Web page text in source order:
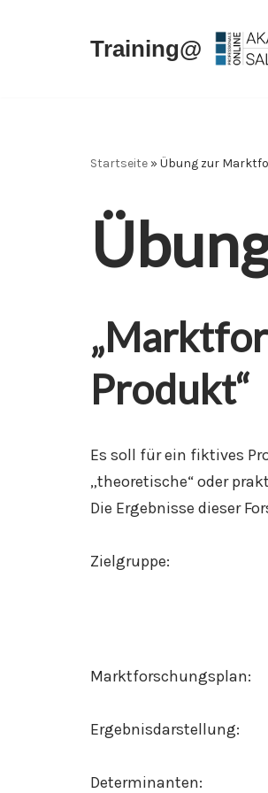
Training@
Startseite » Übung zur
Produkt“
Es soll für ein fiktives
„theoretische“ oder
Die Ergebnisse dieser
Zielgruppe:
Marktforschungsplan:
Ergebnisdarstellung:
Determinanten: